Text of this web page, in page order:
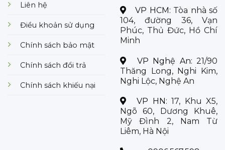
Liên hệ
Điều khoản sử dụng
Chính sách bảo mật
Chính sách đổi trả
Chính sách khiếu nại
VP HCM: Tòa nhà số
104, đường 36, Vạn
Phúc, Thủ Đức, Hồ Chí
Minh
VP Nghệ An: 21/90
Thăng Long, Nghi Kim,
Nghi Lộc, Nghệ An
VP HN:17, Khu X5,
Ngõ 60, Dương Khuê,
Mỹ Đình 2, Nam Từ
Liêm, Hà Nội